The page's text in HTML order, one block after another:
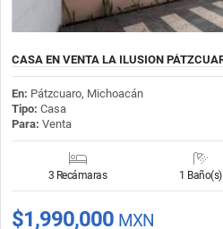
CASA EN VENTA LA ILUSION
En: Pátzcuaro, Michoacán
Tipo: Casa
Para: Venta
3 Recámaras 1 Baño(s)
$1,990,000 MXN